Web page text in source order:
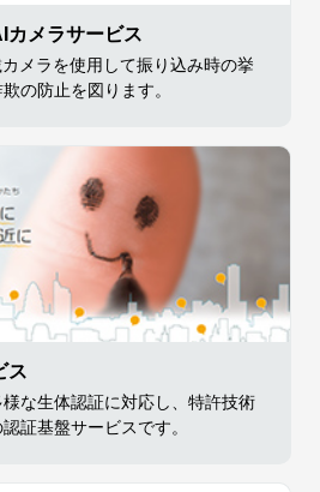
カメラサービス
メラを使用して振り込み時の挙
の防止を図ります。
ス
な生体認証に対応し、特許技術
証基盤サービスです。